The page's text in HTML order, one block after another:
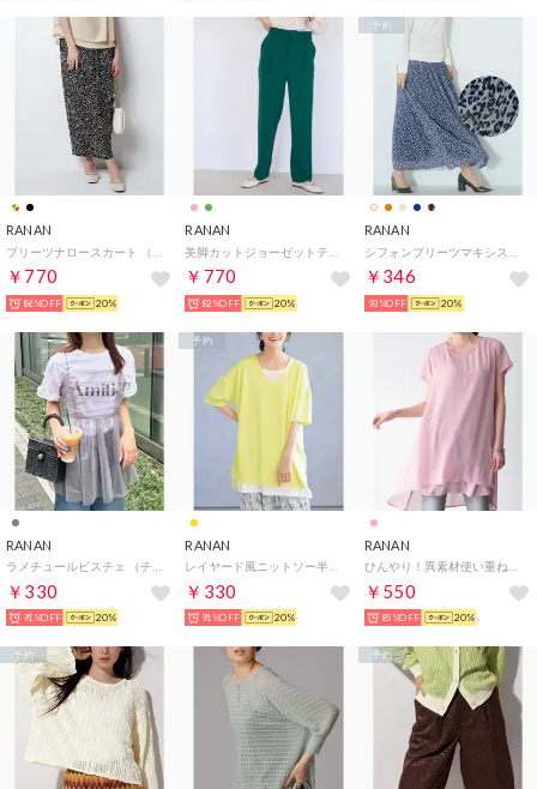
RANAN
￥770
86%OFF 20%
RANAN
￥770
82%OFF 20%
RANAN
￥346
予約
93%OFF 20%
RANAN
￥330
91%OFF 20%
RANAN
￥330
予約
91%OFF 20%
RANAN
￥550
85%OFF 20%
予約 予約